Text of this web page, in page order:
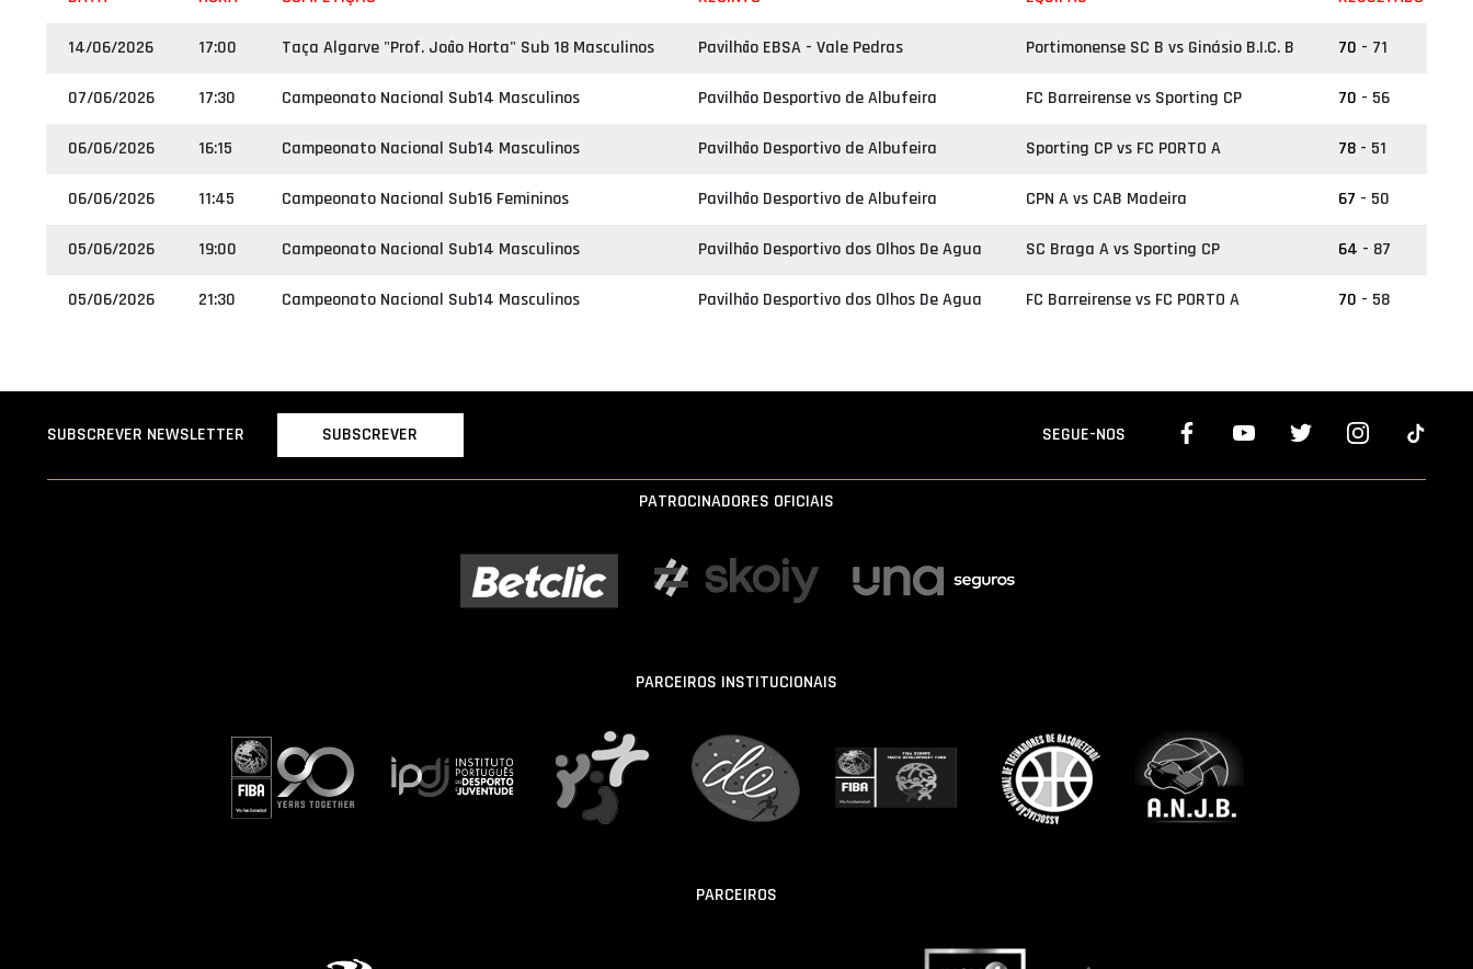
14/06/2026 17:00 Taça Algarve "Prof. João Horta" Sub 18 Masculinos Pavilhão EBSA - Vale Pedras Portimonense SC B vs Ginásio B.I.C. B 70 - 71
07/06/2026 17:30 Campeonato Nacional Sub14 Masculinos Pavilhão Desportivo de Albufeira FC Barreirense vs Sporting CP 70 - 56
06/06/2026 16:15 Campeonato Nacional Sub14 Masculinos Pavilhão Desportivo de Albufeira Sporting CP vs FC PORTO A 78 - 51
06/06/2026 11:45 Campeonato Nacional Sub16 Femininos Pavilhão Desportivo de Albufeira CPN A vs CAB Madeira 67 - 50
05/06/2026 19:00 Campeonato Nacional Sub14 Masculinos Pavilhão Desportivo dos Olhos De Agua SC Braga A vs Sporting CP 64 - 87
05/06/2026 21:30 Campeonato Nacional Sub14 Masculinos Pavilhão Desportivo dos Olhos De Agua FC Barreirense vs FC PORTO A 70 - 58
SUBSCREVER NEWSLETTER SUBSCREVER SEGUE-NOS
PATROCINADORES OFICIAIS
PARCEIROS INSTITUCIONAIS
PARCEIROS